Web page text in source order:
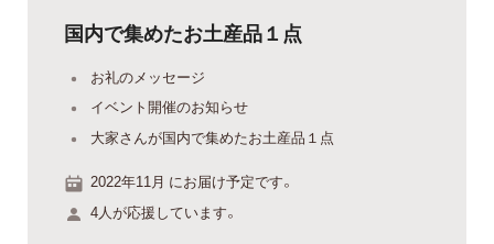
国内で集めたお土産品１点
お礼のメッセージ
イベント開催のお知らせ
大家さんが国内で集めたお土産品１点
2022年11月 にお届け予定です。
4人が応援しています。